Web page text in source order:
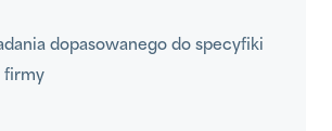
dopasowanego do specyfiki
firmy